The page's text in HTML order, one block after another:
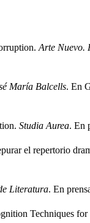
. Arte Nuevo.
María Balcells. En
. Studia Aurea. En
el repertorio
Literatura. En
Techniques